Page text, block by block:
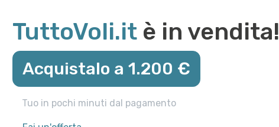
TuttoVoli.itè in vendita!
Acquistalo a 1.200 €
Tuo in pochi minuti dal pagamento